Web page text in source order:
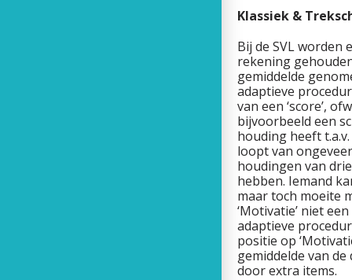
Klassiek &
Bij de SVL
rekening
gemiddelde
adaptieve
van een ‘score’,
bijvoorbeeld een
houding heeft
loopt van
houdingen van
hebben. Iemand
maar toch moeite
‘Motivatie’ niet
adaptieve
positie op
gemiddelde van
door extra items.